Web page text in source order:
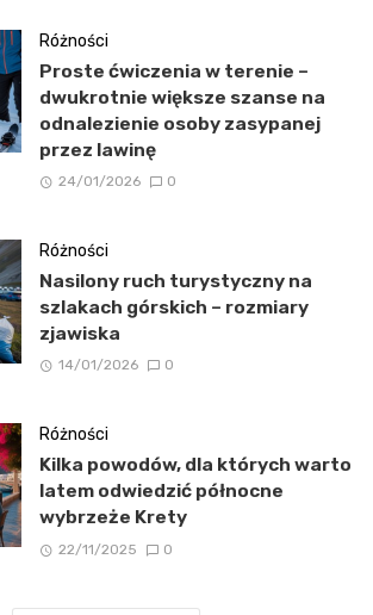
Różności
Proste ćwiczenia w terenie –
dwukrotnie większe szanse na
odnalezienie osoby zasypanej
przez lawinę
24/01/2026 0
Różności
Nasilony ruch turystyczny na
szlakach górskich – rozmiary
zjawiska
14/01/2026 0
Różności
Kilka powodów, dla których warto
latem odwiedzić północne
wybrzeże Krety
22/11/2025 0